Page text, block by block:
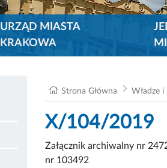
URZĄD MIASTA
KRAKOWA
Strona Główna Władze i
X/104/2019
Załącznik archiwalny nr
nr 103492